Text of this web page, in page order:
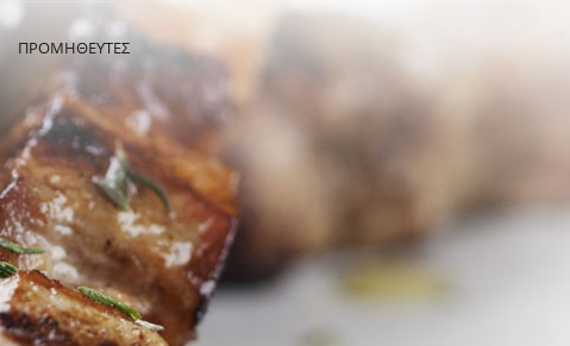
ΠΡΟΜΗΘΕΥΤΕΣ